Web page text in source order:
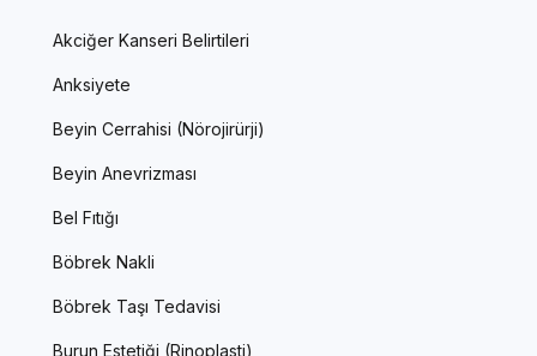
Akciğer Kanseri Belirtileri
Anksiyete
Beyin Cerrahisi (Nörojirürji)
Beyin Anevrizması
Bel Fıtığı
Böbrek Nakli
Böbrek Taşı Tedavisi
Burun Estetiği (Rinoplasti)